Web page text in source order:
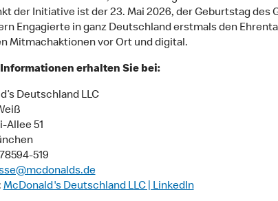
der Initiative ist der 23. Mai 2026, der Geburtstag des
Engagierte in ganz Deutschland erstmals den
Mitmachaktionen vor Ort und digital.
erhalten Sie bei:
Deutschland LLC
Allee 51
519
McDonald's Deutschland LLC | LinkedIn